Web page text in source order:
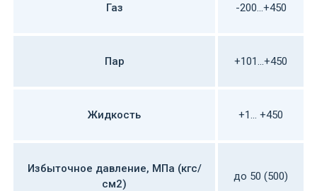
Газ -200...+450
Пар +101...+450
Жидкость +1... +450
Избыточное давление, МПа (кгс/
см2)
до 50 (500)